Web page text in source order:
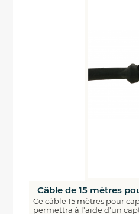
Câble de 15 mètres
Ce câble 15 mètres pour
permettra à l'aide d'un